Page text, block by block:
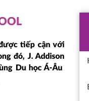
tiếp cận với
đó, J. Addison
Du học Á-Âu